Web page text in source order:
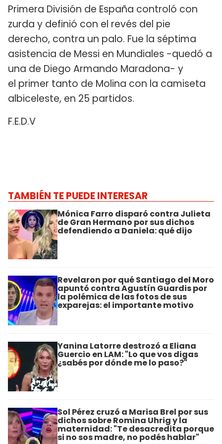
Primera División de España controló con
zurda y definió con el revés del pie
derecho, contra un palo. Fue la séptima
asistencia de Messi en Mundiales -quedó a
una de Diego Armando Maradona- y
el primer tanto de Molina con la camiseta
albiceleste, en 25 partidos.
F.E.D.V
TAMBIÉN TE PUEDE INTERESAR
Mónica Farro disparó contra Julieta
de Gran Hermano por sus dichos
defendiendo a Daniela: qué dijo
Revelaron por qué Santiago del Moro
apuntó contra Agustín Guardis por
la polémica de las fotos de sus
exparejas: el importante motivo
Yanina Latorre destrozó a Eliana
Guercio en LAM: "Lo que vos digas
¿sabés por dónde me lo paso?"
Sol Pérez cruzó a Marisa Brel por sus
dichos sobre Romina Uhrig y la
maternidad: "Te desacredita porque
si no sos madre, no podés hablar"